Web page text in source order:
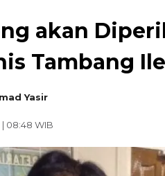
akan
Tambang
Yasir
08:48 WIB